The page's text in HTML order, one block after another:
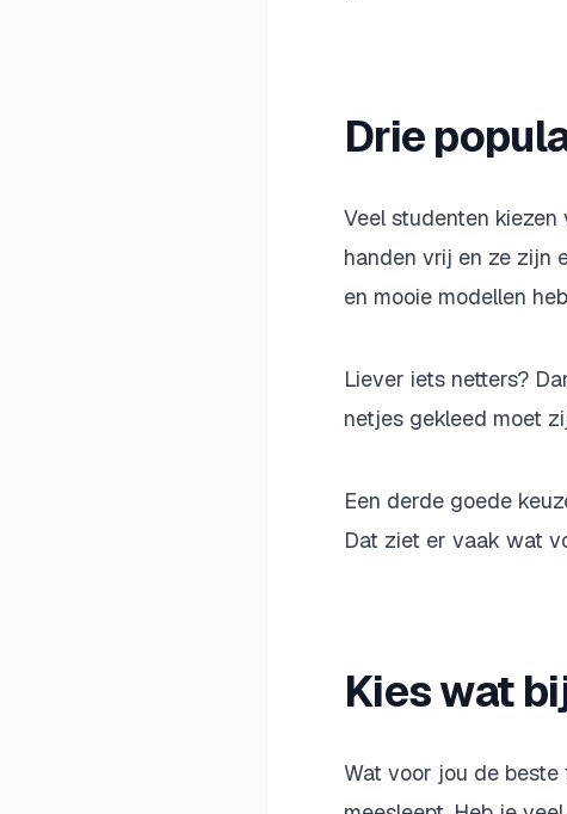
Drie
Veel studenten
handen vrij en ze zijn
en mooie modellen
Liever iets netters?
netjes gekleed moet
Een derde goede
Dat ziet er vaak wat
Kies wat
Wat voor jou de